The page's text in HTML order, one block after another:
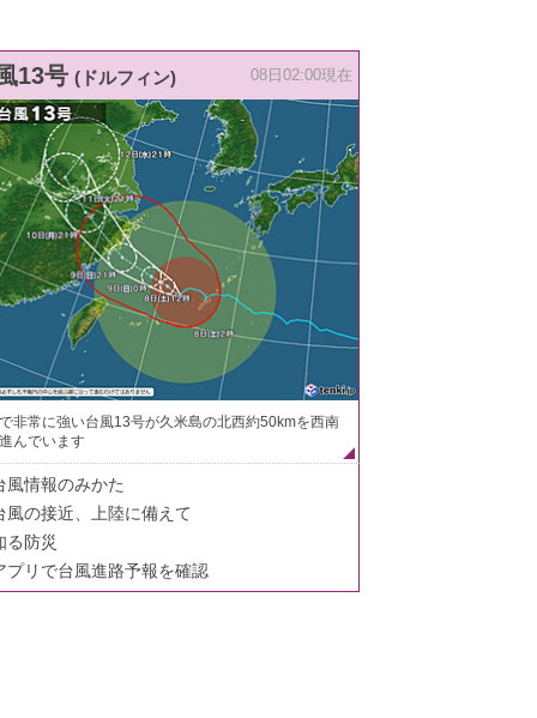
13号 (ドルフィン) 08日02:00現在
非常に強い台風13号が久米島の北西約50kmを西南
んでいます
風情報のみかた
風の接近、上陸に備えて
る防災
プリで台風進路予報を確認